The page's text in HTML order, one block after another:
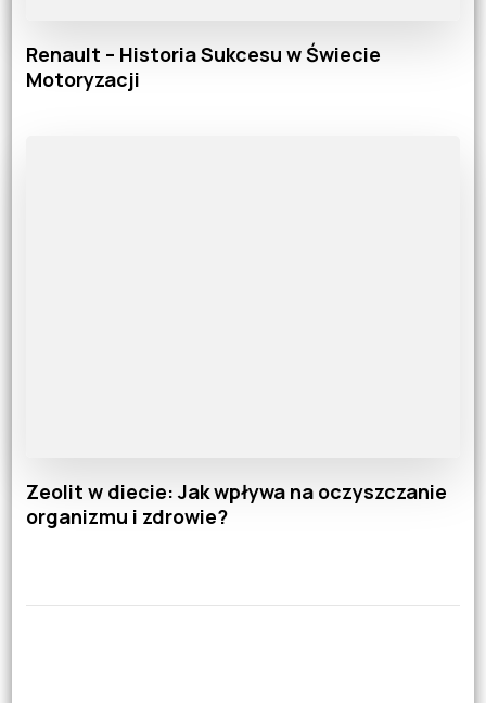
Renault – Historia Sukcesu w Świecie
Motoryzacji
Zeolit w diecie: Jak wpływa na oczyszczanie
organizmu i zdrowie?